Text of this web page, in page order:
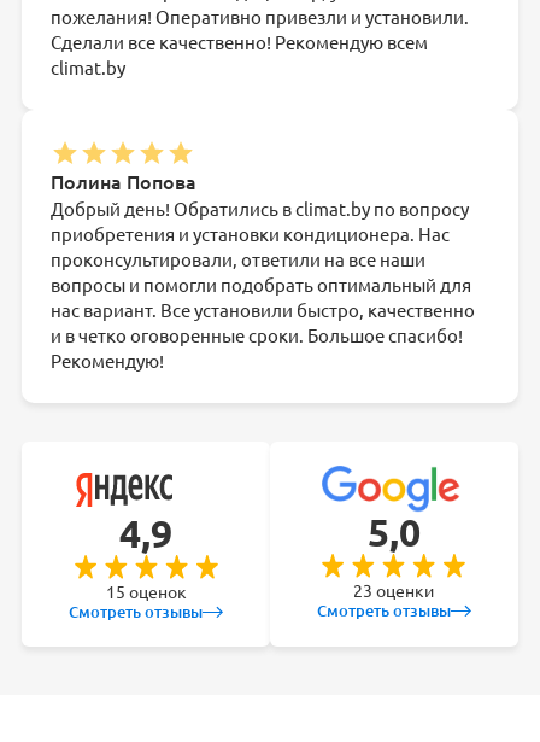
пожелания! Оперативно привезли и установили.
Сделали все качественно! Рекомендую всем
climat.by
Полина Попова
Добрый день! Обратились в climat.by по вопросу
приобретения и установки кондиционера. Нас
проконсультировали, ответили на все наши
вопросы и помогли подобрать оптимальный для
нас вариант. Все установили быстро, качественно
и в четко оговоренные сроки. Большое спасибо!
Рекомендую!
4,9
15 оценок
Смотреть отзывы
5,0
23 оценки
Смотреть отзывы